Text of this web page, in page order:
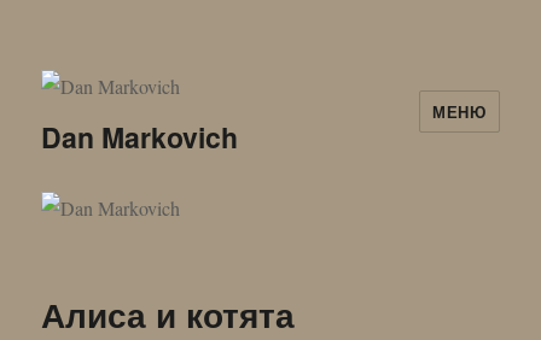
Dan Markovich
МЕНЮ
Алиса и котята